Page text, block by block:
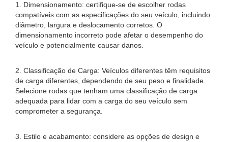
1. Dimensionamento: certifique-se de escolher rodas
compatíveis com as especificações do seu veículo, incluindo
diâmetro, largura e deslocamento corretos. O
dimensionamento incorreto pode afetar o desempenho do
veículo e potencialmente causar danos.
2. Classificação de Carga: Veículos diferentes têm requisitos
de carga diferentes, dependendo de seu peso e finalidade.
Selecione rodas que tenham uma classificação de carga
adequada para lidar com a carga do seu veículo sem
comprometer a segurança.
3. Estilo e acabamento: considere as opções de design e